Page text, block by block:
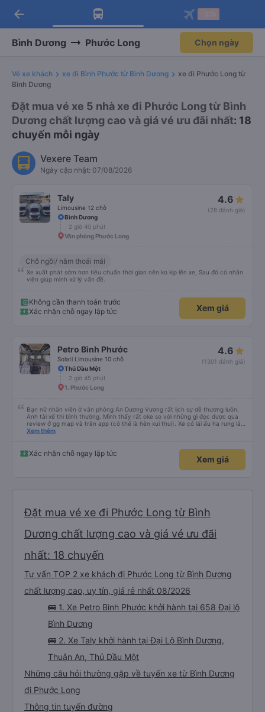
Tải app Vexere ngay!
Nhận ưu đãi thành viên độc
Mở app
Tải app Vexere
-30k/ghế khi đặt vé máy bay qua
Mở app
arrow_back
Bình Dương Phước Long Chọn ngày
Vé xe khách xe đi Bình Phước từ Bình Dương
xe đi Phước Long từ
Bình Dương
Đặt mua vé xe 5 nhà xe đi Phước Long từ Bình
Dương chất lượng cao và giá vé ưu đãi nhất: 18
chuyến mỗi ngày
Vexere Team
Ngày cập nhật: 07/08/2026
Taly
Limousine 12 chỗ
4.6
(28 đánh giá)
Bình Dương
2 giờ 40 phút
Văn phòng Phước Long
Chỗ ngồi/ nằm thoải mái
Xe xuất phát sớm hơn tiêu chuẩn thời gian nên ko kịp lên xe, Sau đó có nhân
viên giúp mình xử lý vấn đề.
Không cần thanh toán trước
Xác nhận chỗ ngay lập tức
Xem giá
Petro Bình Phước
Solati Limousine 10 chỗ
4.6
(1301 đánh giá)
Thủ Dầu Một
2 giờ 45 phút
1. Phước Long
Bạn nữ nhân viên ở văn phòng An Dương Vương rất lịch sự dễ thương luôn.
Anh tài xế thì bình thường. Mình thấy rất oke so với những gì đọc được qua
review ở gg map và trên app (có thể là hên xui thui). Xe có lái ẩu ha rung lắc
hay không thì cũng ko rõ tại mình say xe nên ngủ ko à
Xem thêm
Xác nhận chỗ ngay lập tức
Xem giá
Đặt mua vé xe đi Phước Long từ Bình
Dương chất lượng cao và giá vé ưu đãi
nhất: 18 chuyến
Tư vấn TOP 2 xe khách đi Phước Long từ Bình Dương
chất lượng cao, uy tín, giá rẻ nhất 08/2026
🚌 1. Xe Petro Bình Phước khởi hành tại 658 Đại lộ
Bình Dương
🚌 2. Xe Taly khởi hành tại Đại Lộ Bình Dương,
Thuận An, Thủ Dầu Một
Những câu hỏi thường gặp về tuyến xe từ Bình Dương
đi Phước Long
Thông tin tuyến đường